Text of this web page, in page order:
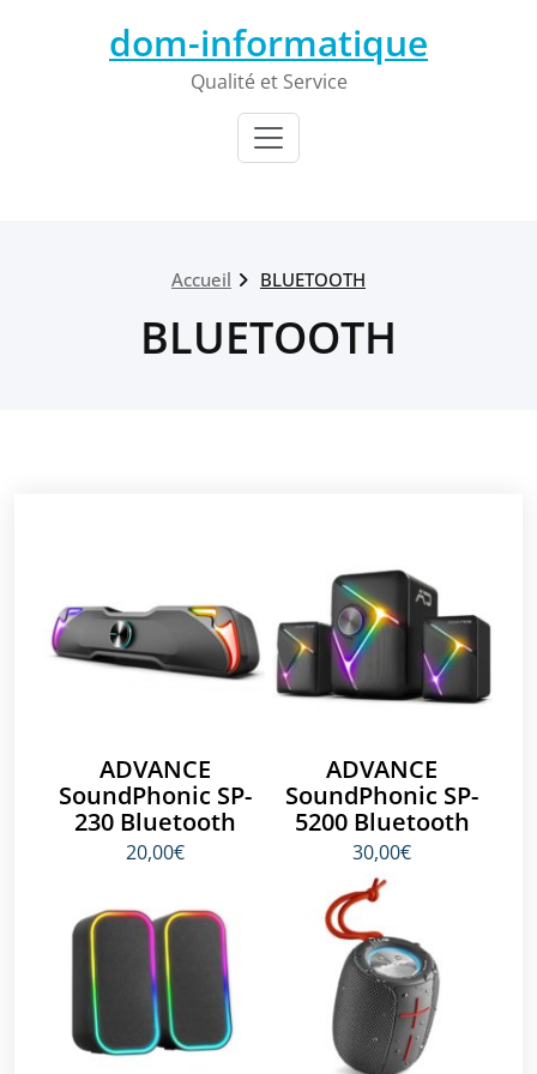
dom-informatique
Qualité et Service
Accueil BLUETOOTH
BLUETOOTH
ADVANCE
SoundPhonic SP-
230 Bluetooth
20,00€
ADVANCE
SoundPhonic SP-
5200 Bluetooth
30,00€